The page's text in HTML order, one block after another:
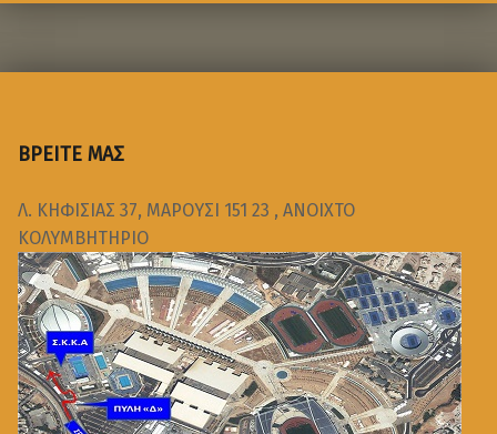
ΒΡΕΙΤΕ ΜΑΣ
Λ. ΚΗΦΙΣΙΑΣ 37, ΜΑΡΟΥΣΙ 151 23 , ΑΝΟΙΧΤΟ
ΚΟΛΥΜΒΗΤΗΡΙΟ